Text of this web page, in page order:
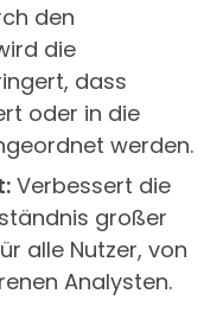
den
die
dass
oder in die
werden.
Verbessert die
großer
alle Nutzer, von
Analysten.